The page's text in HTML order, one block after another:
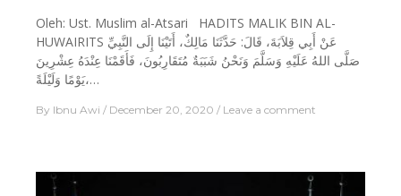
Oleh: Ust. Muslim al-Atsari HADITS MALIK BIN AL-
HUWAIRITS عَنْ أَبِي قِلاَبَةَ، قَالَ: حَدَّثَنَا مَالِكٌ، أَتَيْنَا إِلَى النَّبِيِّ
صَلَّى اللهُ عَلَيْهِ وَسَلَّمَ وَنَحْنُ شَبَبَةٌ مُتَقَارِبُونَ، فَأَقَمْنَا عِنْدَهُ عِشْرِينَ
يَوْمًا وَلَيْلَةً،…
By Ibnu Awi December 20, 2020 Leave a comment